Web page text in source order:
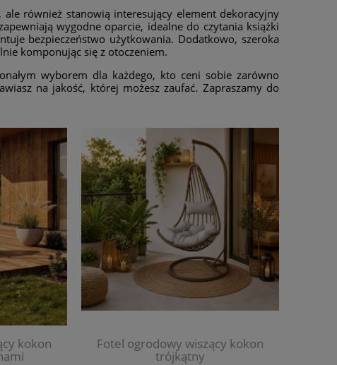
również stanowią interesujący element dekoracyjny
wygodne oparcie, idealne do czytania książki
bezpieczeństwo użytkowania. Dodatkowo, szeroka
komponując się z otoczeniem.
wyborem dla każdego, kto ceni sobie zarówno
na jakość, której możesz zaufać. Zapraszamy do
kokon Fotel ogrodowy wiszący kokon
trójkątny